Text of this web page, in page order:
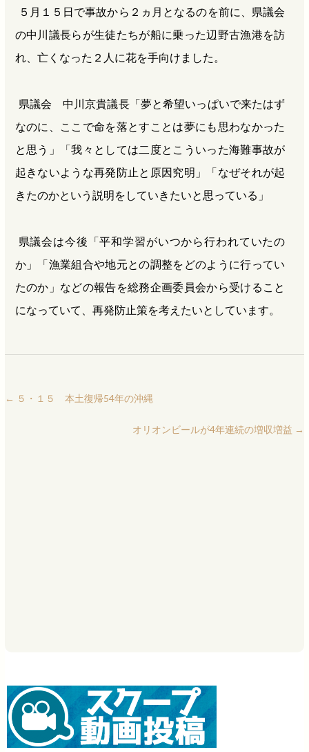
５月１５日で事故から２ヵ月となるのを前に、県議会
の中川議長らが生徒たちが船に乗った辺野古漁港を訪
れ、亡くなった２人に花を手向けました。
県議会 中川京貴議長「夢と希望いっぱいで来たはず
なのに、ここで命を落とすことは夢にも思わなかった
と思う」「我々としては二度とこういった海難事故が
起きないような再発防止と原因究明」「なぜそれが起
きたのかという説明をしていきたいと思っている」
県議会は今後「平和学習がいつから行われていたの
か」「漁業組合や地元との調整をどのように行ってい
たのか」などの報告を総務企画委員会から受けること
になっていて、再発防止策を考えたいとしています。
← ５・１５ 本土復帰54年の沖縄
オリオンビールが4年連続の増収増益 →